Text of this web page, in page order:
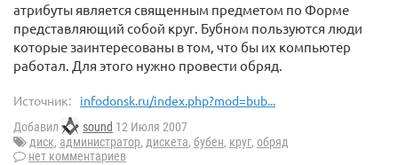
атрибуты является священным предметом по Форме
представляющий собой круг. Бубном пользуются люди
которые заинтересованы в том, что бы их компьютер
работал. Для этого нужно провести обряд.
Источник: infodonsk.ru/index.php?mod=bub...
Добавил sound 12 Июля 2007
диск, администратор, дискета, бубен, круг, обряд
нет комментариев